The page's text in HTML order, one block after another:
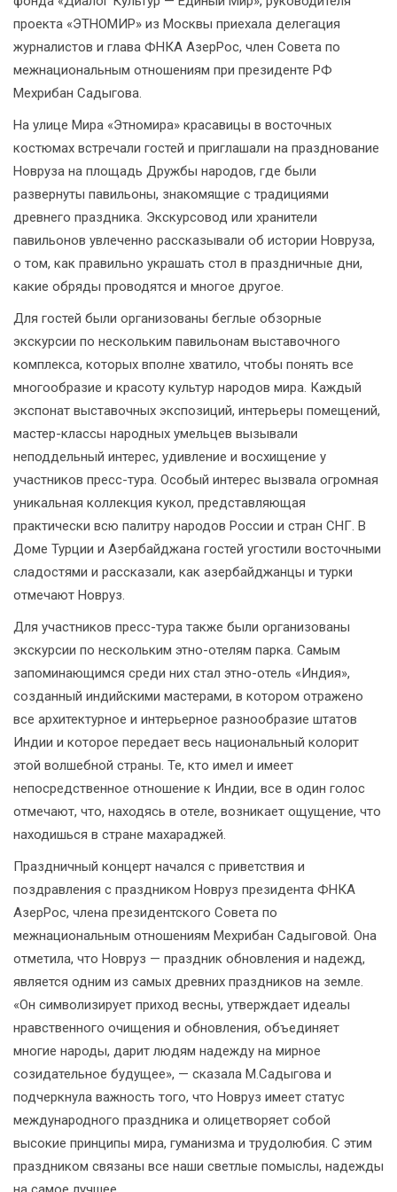
проекта «ЭТНОМИР» из Москвы приехала делегация
журналистов и глава ФНКА АзерРос, член Совета по
межнациональным отношениям при президенте РФ
Мехрибан Садыгова.
На улице Мира «Этномира» красавицы в восточных
костюмах встречали гостей и приглашали на празднование
Новруза на площадь Дружбы народов, где были
развернуты павильоны, знакомящие с традициями
древнего праздника. Экскурсовод или хранители
павильонов увлеченно рассказывали об истории Новруза,
о том, как правильно украшать стол в праздничные дни,
какие обряды проводятся и многое другое.
Для гостей были организованы беглые обзорные
экскурсии по нескольким павильонам выставочного
комплекса, которых вполне хватило, чтобы понять все
многообразие и красоту культур народов мира. Каждый
экспонат выставочных экспозиций, интерьеры помещений,
мастер-классы народных умельцев вызывали
неподдельный интерес, удивление и восхищение у
участников пресс-тура. Особый интерес вызвала огромная
уникальная коллекция кукол, представляющая
практически всю палитру народов России и стран СНГ. В
Доме Турции и Азербайджана гостей угостили восточными
сладостями и рассказали, как азербайджанцы и турки
отмечают Новруз.
Для участников пресс-тура также были организованы
экскурсии по нескольким этно-отелям парка. Самым
запоминающимся среди них стал этно-отель «Индия»,
созданный индийскими мастерами, в котором отражено
все архитектурное и интерьерное разнообразие штатов
Индии и которое передает весь национальный колорит
этой волшебной страны. Те, кто имел и имеет
непосредственное отношение к Индии, все в один голос
отмечают, что, находясь в отеле, возникает ощущение, что
находишься в стране махараджей.
Праздничный концерт начался с приветствия и
поздравления с праздником Новруз президента ФНКА
АзерРос, члена президентского Совета по
межнациональным отношениям Мехрибан Садыговой. Она
отметила, что Новруз — праздник обновления и надежд,
является одним из самых древних праздников на земле.
«Он символизирует приход весны, утверждает идеалы
нравственного очищения и обновления, объединяет
многие народы, дарит людям надежду на мирное
созидательное будущее», — сказала М.Садыгова и
подчеркнула важность того, что Новруз имеет статус
международного праздника и олицетворяет собой
высокие принципы мира, гуманизма и трудолюбия. С этим
праздником связаны все наши светлые помыслы, надежды